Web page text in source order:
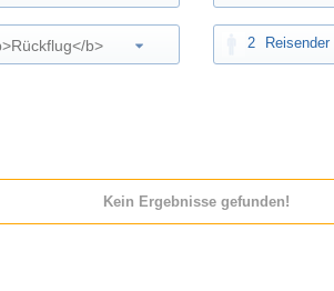
2 Reisender
Kein Ergebnisse gefunden!